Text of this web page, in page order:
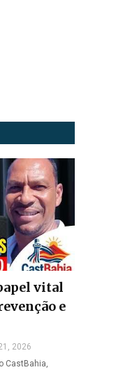
vital
e
2026
CastBahia,